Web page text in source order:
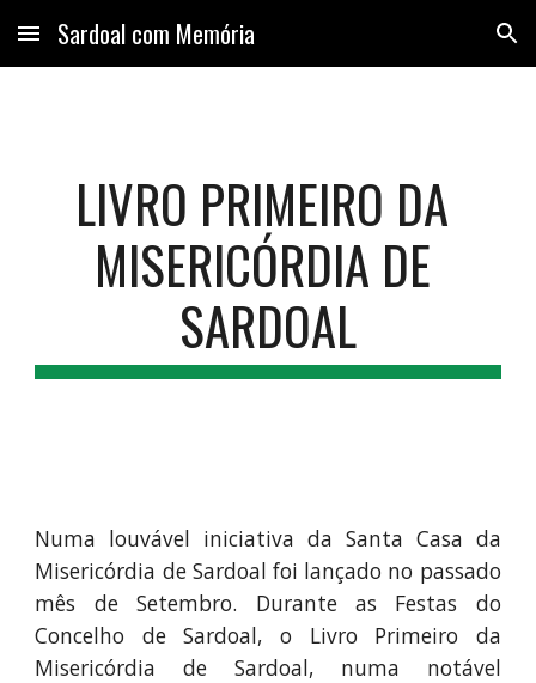
Skip to main content Skip to navigation
Sardoal com Memória
LIVRO PRIMEIRO DA
MISERICÓRDIA DE
SARDOAL
Numa louvável iniciativa da Santa Casa da
Misericórdia de Sardoal foi lançado no passado
mês de Setembro. Durante as Festas do
Concelho de Sardoal, o Livro Primeiro da
Misericórdia de Sardoal, numa notável